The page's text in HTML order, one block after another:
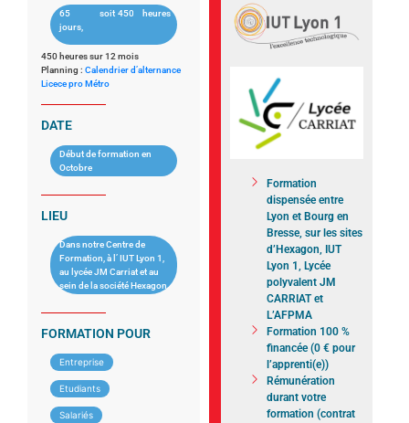
65
jours,
soit 450 heures
450 heures sur 12 mois
Planning : Calendrier d’alternance
Licece pro Métro
DATE
Début de formation en
Octobre
LIEU
Dans notre Centre de
Formation, à l’ IUT Lyon 1,
au lycée JM Carriat et au
sein de la société Hexagon
FORMATION POUR
Entreprise
Etudiants
Salariés
Formation
dispensée entre
Lyon et Bourg en
Bresse, sur les sites
d’Hexagon, IUT
Lyon 1, Lycée
polyvalent JM
CARRIAT et
L’AFPMA
Formation 100 %
financée (0 € pour
l’apprenti(e))
Rémunération
durant votre
formation (contrat